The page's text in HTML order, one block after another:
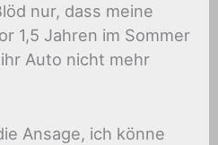
nur, dass meine
1,5 Jahren im Sommer
Auto nicht mehr
Ansage, ich könne